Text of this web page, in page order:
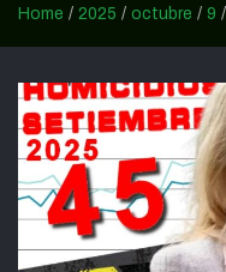
Home 2025 octubre 9